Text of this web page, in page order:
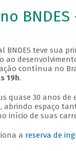
BNDES teve sua
ao
contínua no
19h.
quase 30 anos de
abrindo espaço
início de suas
a reserva de